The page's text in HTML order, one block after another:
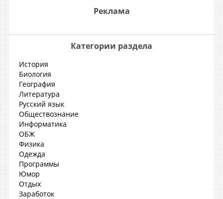
Реклама
Категории раздела
История
Биология
География
Литература
Русский язык
Обществознание
Информатика
ОБЖ
Физика
Одежда
Программы
Юмор
Отдых
Заработок